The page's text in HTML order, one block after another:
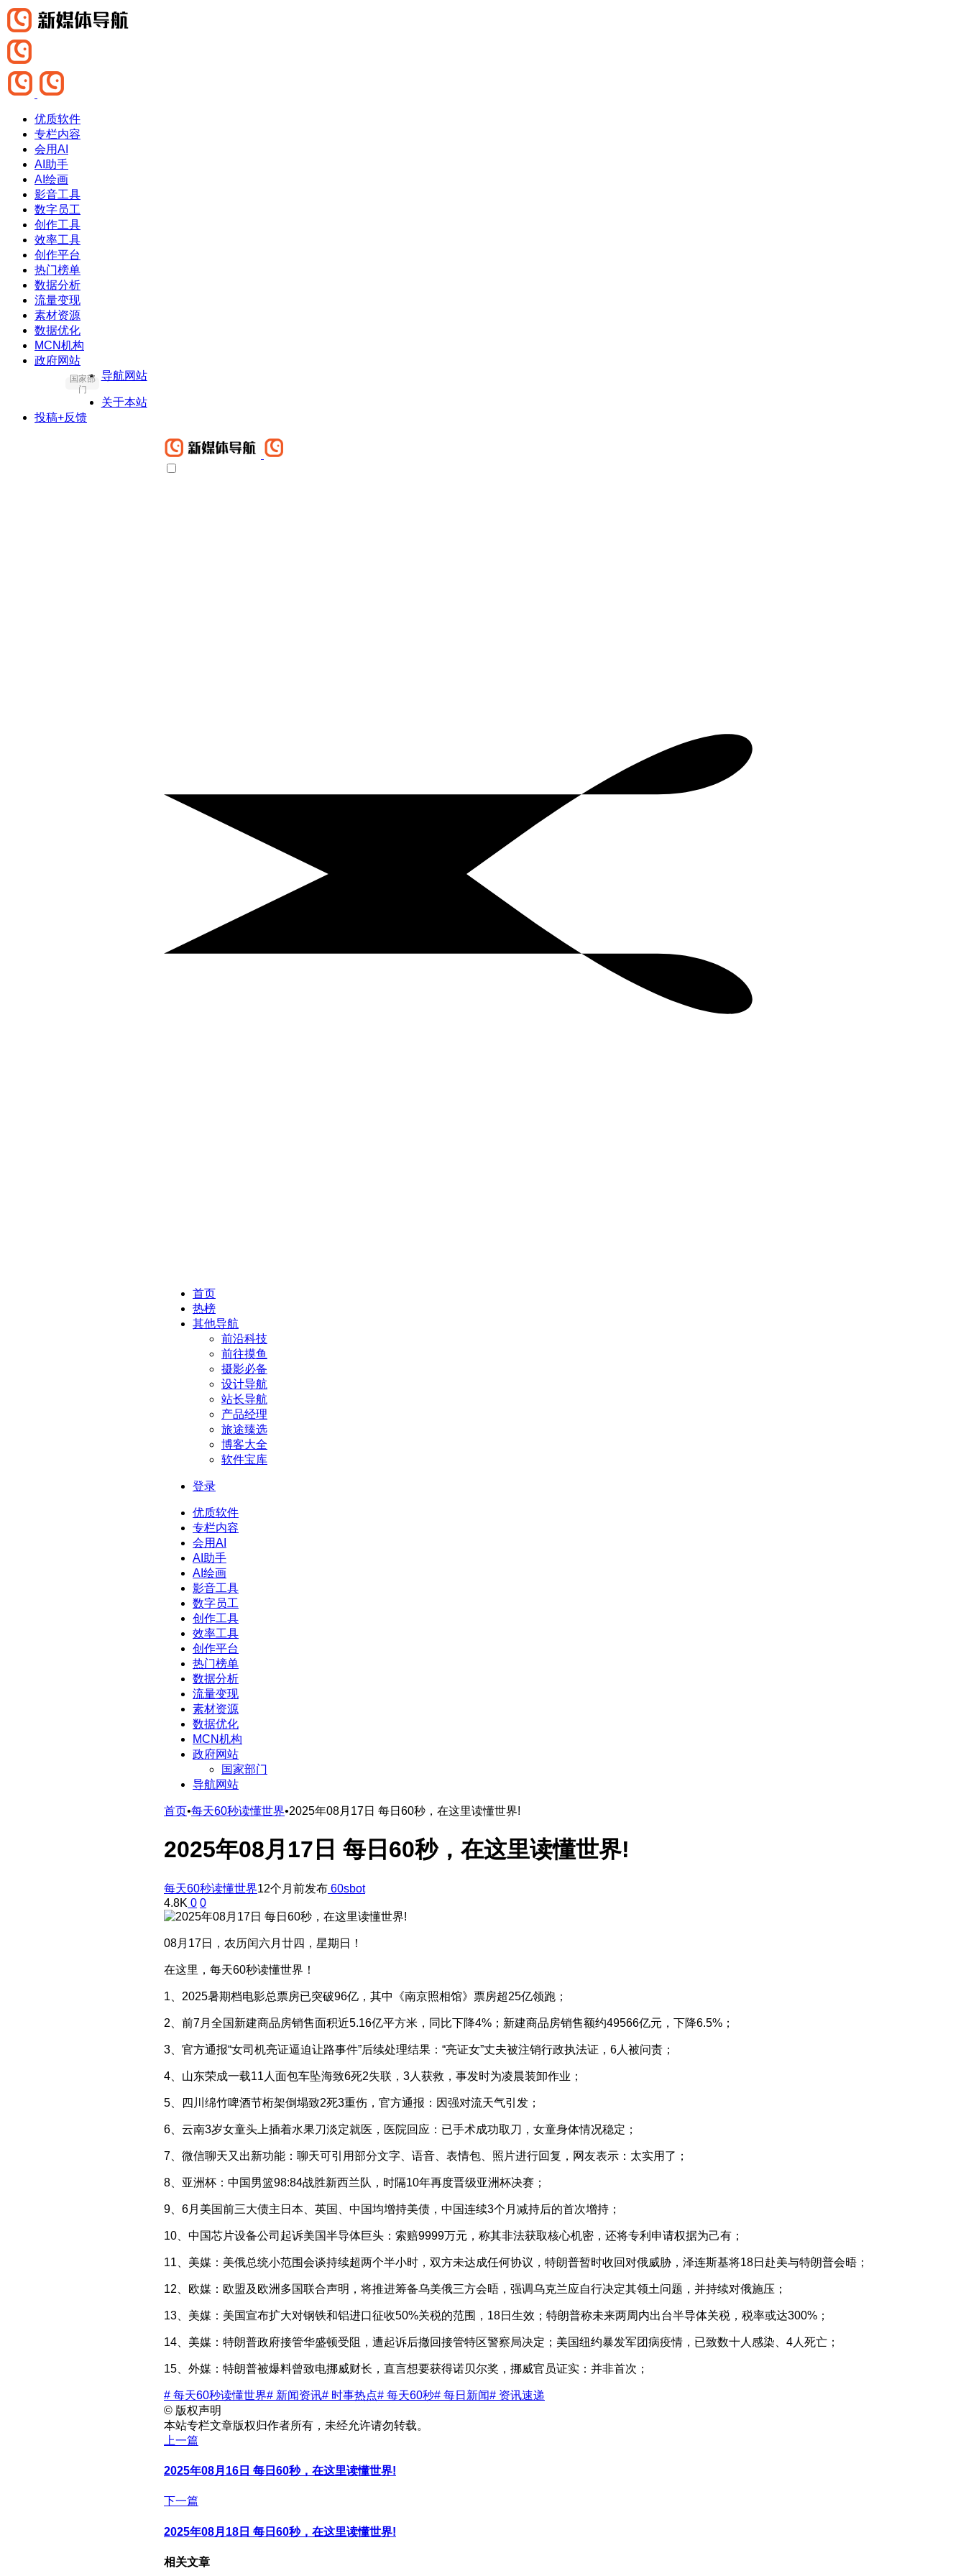
优质软件
专栏内容
会用AI
AI助手
AI绘画
影音工具
数字员工
创作工具
效率工具
创作平台
热门榜单
数据分析
流量变现
素材资源
数据优化
MCN机构
政府网站
国家部
门
导航网站
关于本站
投稿+反馈
首页
热榜
其他导航
前沿科技
前往摸鱼
摄影必备
设计导航
站长导航
产品经理
旅途臻选
博客大全
软件宝库
登录
优质软件
专栏内容
会用AI
AI助手
AI绘画
影音工具
数字员工
创作工具
效率工具
创作平台
热门榜单
数据分析
流量变现
素材资源
数据优化
MCN机构
政府网站
国家部门
导航网站
首页•每天60秒读懂世界•2025年08月17日 每日60秒，在这里读懂世界!
2025年08月17日 每日60秒，在这里读懂世界!
每天60秒读懂世界12个月前发布 60sbot
4.8K 0 0
08月17日，农历闰六月廿四，星期日！
在这里，每天60秒读懂世界！
1、2025暑期档电影总票房已突破96亿，其中《南京照相馆》票房超25亿领跑；
2、前7月全国新建商品房销售面积近5.16亿平方米，同比下降4%；新建商品房销售额约49566亿元，下降6.5%；
3、官方通报“女司机亮证逼迫让路事件”后续处理结果：“亮证女”丈夫被注销行政执法证，6人被问责；
4、山东荣成一载11人面包车坠海致6死2失联，3人获救，事发时为凌晨装卸作业；
5、四川绵竹啤酒节桁架倒塌致2死3重伤，官方通报：因强对流天气引发；
6、云南3岁女童头上插着水果刀淡定就医，医院回应：已手术成功取刀，女童身体情况稳定；
7、微信聊天又出新功能：聊天可引用部分文字、语音、表情包、照片进行回复，网友表示：太实用了；
8、亚洲杯：中国男篮98:84战胜新西兰队，时隔10年再度晋级亚洲杯决赛；
9、6月美国前三大债主日本、英国、中国均增持美债，中国连续3个月减持后的首次增持；
10、中国芯片设备公司起诉美国半导体巨头：索赔9999万元，称其非法获取核心机密，还将专利申请权据为己有；
11、美媒：美俄总统小范围会谈持续超两个半小时，双方未达成任何协议，特朗普暂时收回对俄威胁，泽连斯基将18日赴美与特朗普会晤；
12、欧媒：欧盟及欧洲多国联合声明，将推进筹备乌美俄三方会晤，强调乌克兰应自行决定其领土问题，并持续对俄施压；
13、美媒：美国宣布扩大对钢铁和铝进口征收50%关税的范围，18日生效；特朗普称未来两周内出台半导体关税，税率或达300%；
14、美媒：特朗普政府接管华盛顿受阻，遭起诉后撤回接管特区警察局决定；美国纽约暴发军团病疫情，已致数十人感染、4人死亡；
15、外媒：特朗普被爆料曾致电挪威财长，直言想要获得诺贝尔奖，挪威官员证实：并非首次；
# 每天60秒读懂世界# 新闻资讯# 时事热点# 每天60秒# 每日新闻# 资讯速递
© 版权声明
本站专栏文章版权归作者所有，未经允许请勿转载。
上一篇
2025年08月16日 每日60秒，在这里读懂世界!
下一篇
2025年08月18日 每日60秒，在这里读懂世界!
相关文章